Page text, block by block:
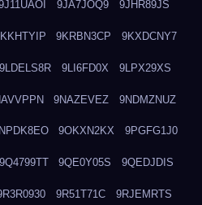
9JA7JOQ9 9JHR89JS
9KRBN3CP 9KXDCNY7
9LDELS8R 9LI6FD0X 9LPX29XS
9NAZEVEZ 9NDMZNUZ
9OKXN2KX 9PGFG1J0
9Q4799TT 9QE0Y05S 9QEDJDIS
9R51T71C 9RJEMRTS